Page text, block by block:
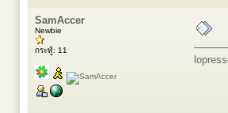
SamAccer
Newbie
กระทู้: 11